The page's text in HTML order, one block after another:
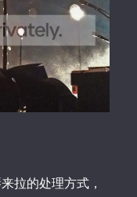
拉的处理方式，